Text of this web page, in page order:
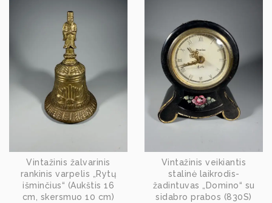
Vintažinis žalvarinis
rankinis varpelis „Rytų
išminčius“ (Aukštis 16
cm, skersmuo 10 cm)
Vintažinis veikiantis
stalinė laikrodis-
žadintuvas „Domino“ su
sidabro prabos (830S)